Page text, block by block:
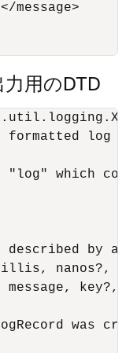
message>
用のDTD
formatted log
"log" which
by a
millis, nanos?,
key?,
was